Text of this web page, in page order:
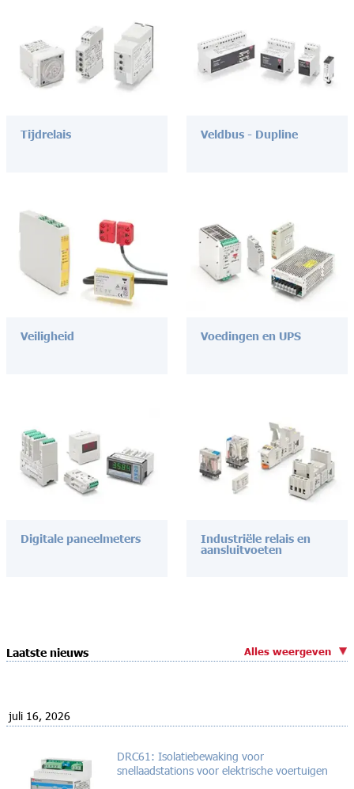
Tijdrelais Veldbus - Dupline
Veiligheid Voedingen en UPS
Digitale paneelmeters Industriële relais en
aansluitvoeten
Laatste nieuws Alles weergeven
juli 16, 2026
DRC61: Isolatiebewaking voor
snellaadstations voor elektrische voertuigen